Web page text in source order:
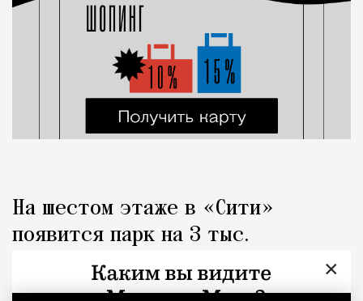
На шестом этаже в «Сити»
появится парк на 3 тыс.
«квадратов» с металлическими
«грибами»
×